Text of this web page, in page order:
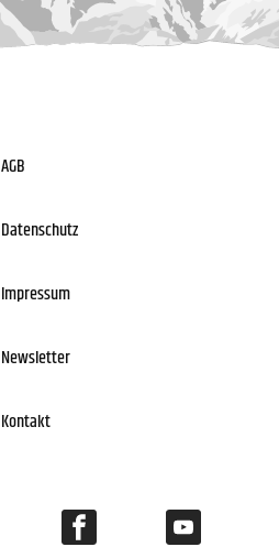
AGB
Datenschutz
Impressum
Newsletter
Kontakt